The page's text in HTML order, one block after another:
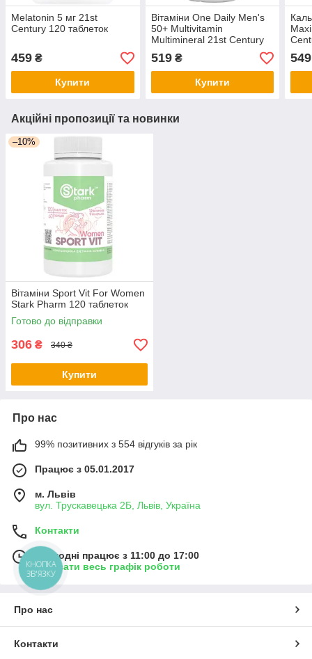
Melatonin 5 мг 21st
Century 120 таблеток
459 ₴
Купити
Вітаміни One Daily Men's
50+ Multivitamin
Multimineral 21st Century
100 таблеток
519₴
Купити
549
Акційні пропозиції та новинки
–10%
Вітаміни Sport Vit For Women
Stark Pharm 120 таблеток
Готово до відправки
306 ₴ 340 ₴
Купити
Про нас
99% позитивних з 554 відгуків за рік
Працює з 05.01.2017
м. Львів
вул. Трускавецька 2Б, Львів, Україна
Контакти
Сьогодні працює з 11:00 до 17:00
Показати весь графік роботи
Про нас
Контакти
КНОПКА
ЗВ'ЯЗКУ